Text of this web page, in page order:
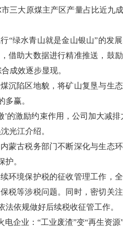
三大原煤主产区产量占比近九
“绿水青山就是金山银山”的发
借助大数据进行精准推送，鼓
成效逐步显现。
沉陷区地貌，将矿山复垦与生
赢。
’的激励约束作用，公司加大减
光江介绍。
蒙古税务部门不断深化与生态
护。
环境保护税的征收管理工作，
税等涉税问题。同时，密切关
依规做好后续税收征管工作。
电企业： “工业废渣”变“再生资源